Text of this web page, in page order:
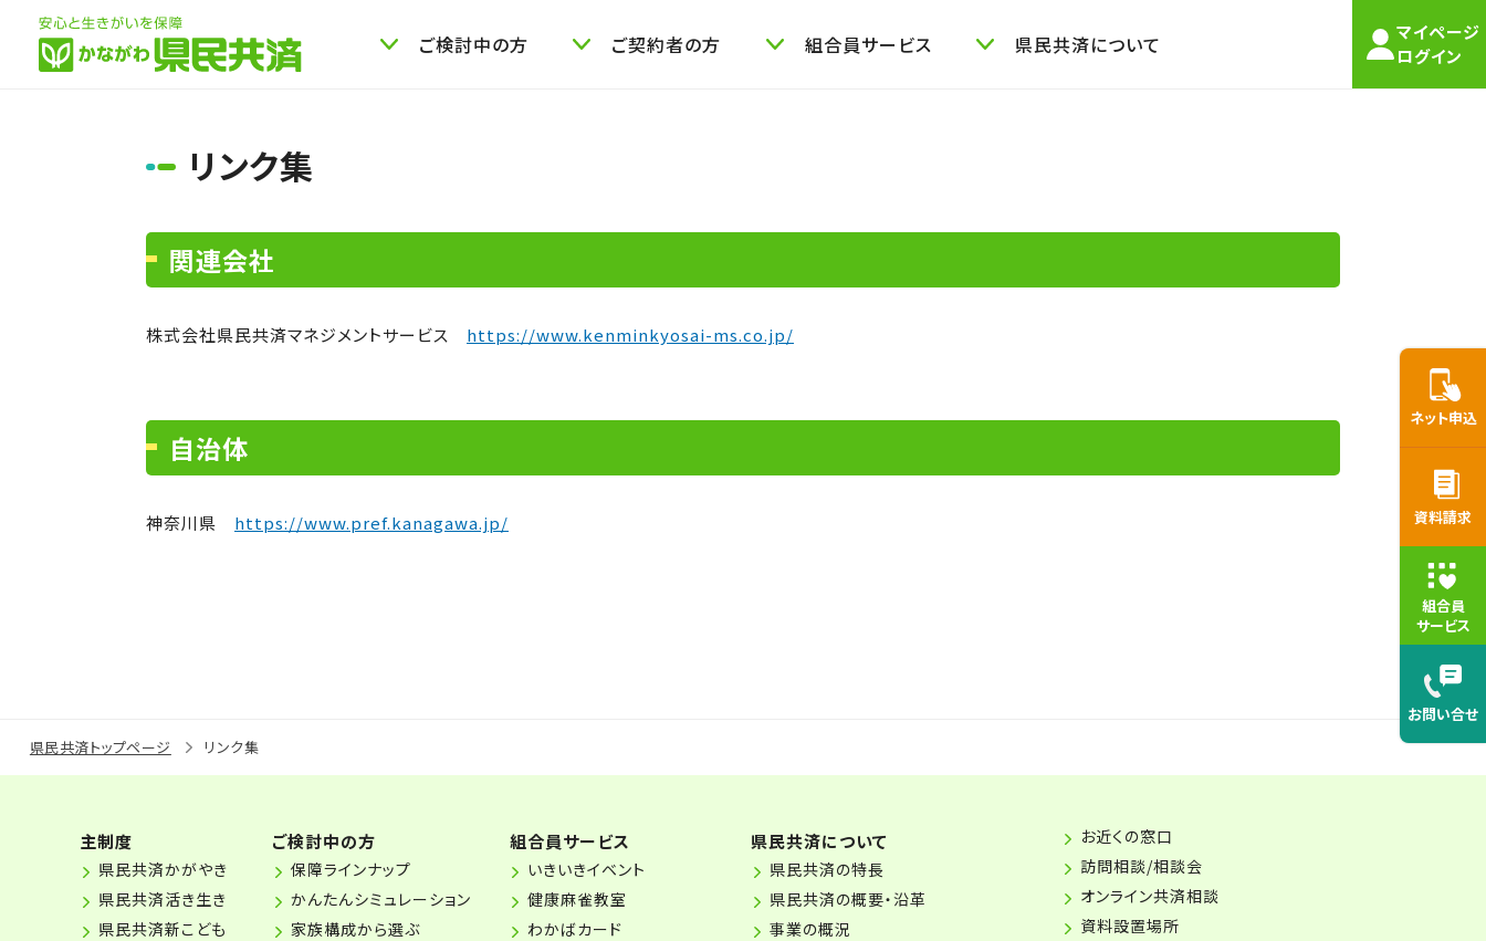
ご検討中の方 ご契約者の方 組合員サービス 県民共済について
マイページ
ログイン
ネット申込
資料請求
組合員
サービス
お問い合せ
リンク集
関連会社
株式会社県民共済マネジメントサービス https://www.kenminkyosai-ms.co.jp/
自治体
神奈川県 https://www.pref.kanagawa.jp/
県民共済トップページ リンク集
主制度
県民共済かがやき
県民共済活き生き
県民共済新こども
ご検討中の方
保障ラインナップ
かんたんシミュレーション
家族構成から選ぶ
組合員サービス
いきいきイベント
健康麻雀教室
わかばカード
県民共済について
県民共済の特長
県民共済の概要・沿革
事業の概況
お近くの窓口
訪問相談/相談会
オンライン共済相談
資料設置場所